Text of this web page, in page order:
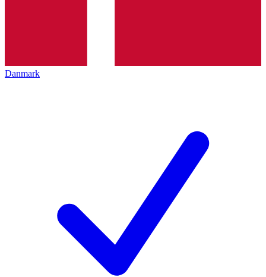
Danmark